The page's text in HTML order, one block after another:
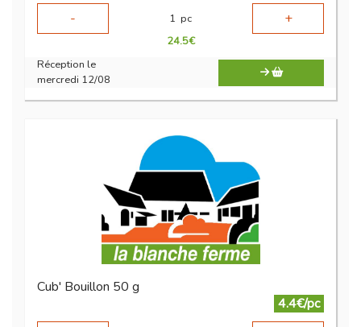
-
1 pc +
24.5€
Réception le
mercredi 12/08
Cub' Bouillon 50 g
4.4€/pc